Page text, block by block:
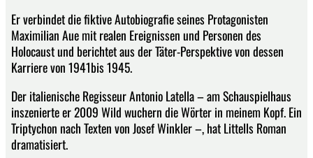
Er verbindet die fiktive Autobiografie seines Protagonisten
Maximilian Aue mit realen Ereignissen und Personen des
Holocaust und berichtet aus der Täter-Perspektive von dessen
Karriere von 1941bis 1945.
Der italienische Regisseur Antonio Latella – am Schauspielhaus
inszenierte er 2009 Wild wuchern die Wörter in meinem Kopf. Ein
Triptychon nach Texten von Josef Winkler –, hat Littells Roman
dramatisiert.